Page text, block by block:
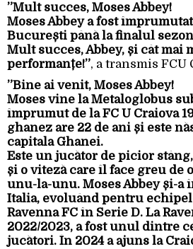
”Mult succes, Moses Abbey!
Moses Abbey a fost
București până la finalul
Mult succes, Abbey, și cât mai
performanțe!”, a transmis FCU
”Bine ai venit, Moses Abbey!
Moses vine la Metaloglobus
împrumut de la FC U Craiova
ghanez are 22 de ani și este
capitala Ghanei.
Este un jucător de picior
și o viteză care îl face greu
unu-la-unu. Moses Abbey și-a
Italia, evoluând pentru
Ravenna FC în Serie D. La
2022/2023, a fost unul dintre
jucători. În 2024 a ajuns la